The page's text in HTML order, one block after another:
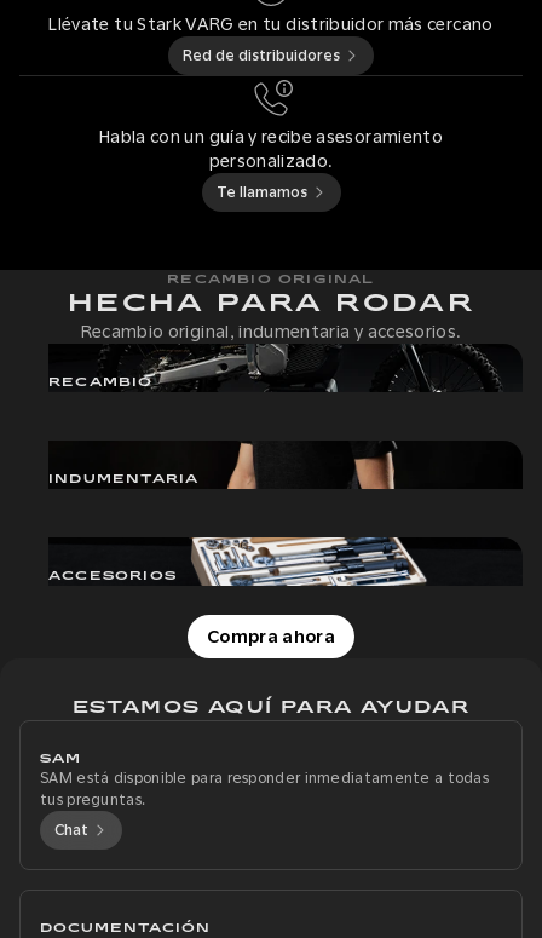
Llévate tu Stark VARG en tu distribuidor más cercano
Red de distribuidores
Habla con un guía y recibe asesoramiento
personalizado.
Te llamamos
RECAMBIO ORIGINAL
HECHA PARA RODAR
Recambio original, indumentaria y accesorios.
RECAMBIO
INDUMENTARIA
ACCESORIOS
Compra ahora
ESTAMOS AQUÍ PARA AYUDAR
SAM
SAM está disponible para responder inmediatamente a todas
tus preguntas.
Chat
DOCUMENTACIÓN